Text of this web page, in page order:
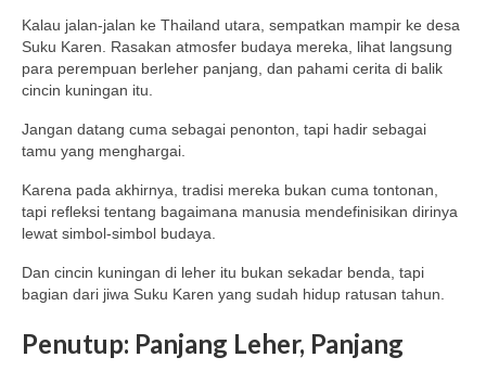
Kalau jalan-jalan ke Thailand utara, sempatkan mampir ke desa
Suku Karen. Rasakan atmosfer budaya mereka, lihat langsung
para perempuan berleher panjang, dan pahami cerita di balik
cincin kuningan itu.
Jangan datang cuma sebagai penonton, tapi hadir sebagai
tamu yang menghargai.
Karena pada akhirnya, tradisi mereka bukan cuma tontonan,
tapi refleksi tentang bagaimana manusia mendefinisikan dirinya
lewat simbol-simbol budaya.
Dan cincin kuningan di leher itu bukan sekadar benda, tapi
bagian dari jiwa Suku Karen yang sudah hidup ratusan tahun.
Penutup: Panjang Leher, Panjang